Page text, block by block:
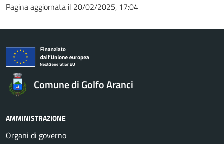
Pagina aggiornata il 20/02/2025, 17:04
Comune di Golfo Aranci
AMMINISTRAZIONE
Organi di governo